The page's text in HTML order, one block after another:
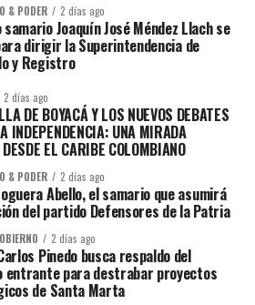
& PODER 2 días ago
samario Joaquín José Méndez Llach se
dirigir la Superintendencia de
y Registro
2 días ago
DE BOYACÁ Y LOS NUEVOS DEBATES
INDEPENDENCIA: UNA MIRADA
EL CARIBE COLOMBIANO
& PODER 2 días ago
Abello, el samario que asumirá
del partido Defensores de la Patria
2 días ago
Pinedo busca respaldo del
entrante para destrabar proyectos
de Santa Marta